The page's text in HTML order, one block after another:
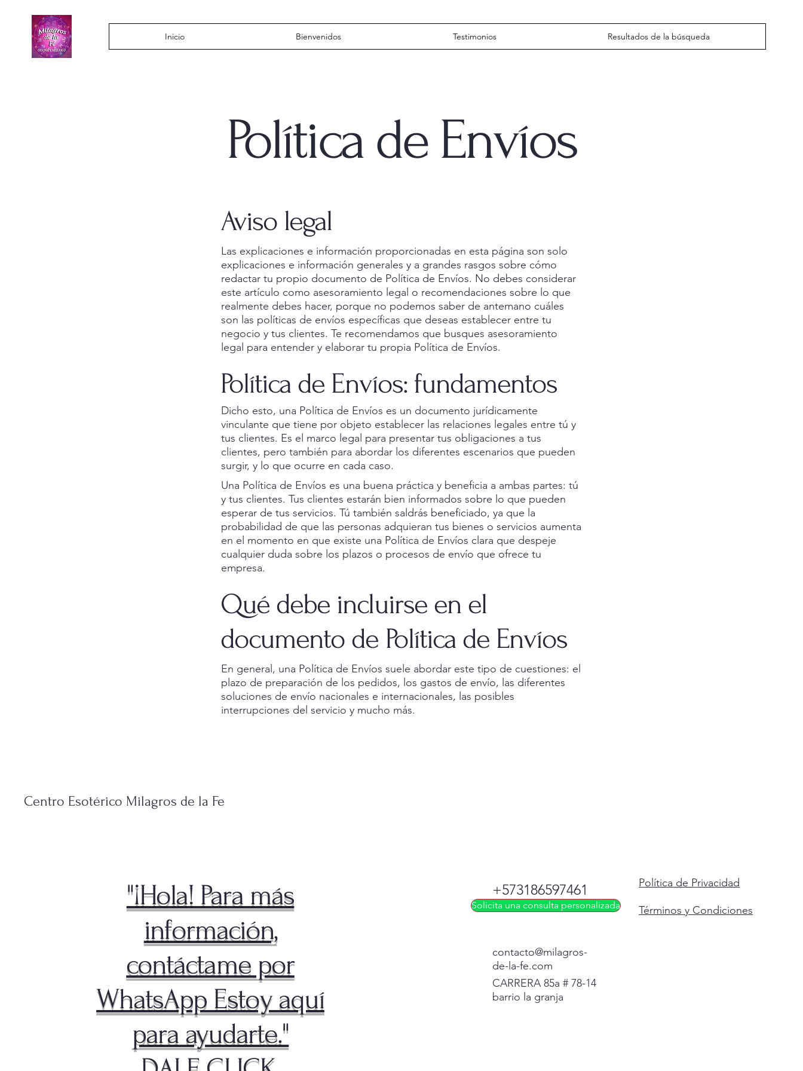
Inicio Bienvenidos Testimonios Resultados de la búsqueda
Política de Envíos
Aviso legal
Las explicaciones e información proporcionadas en esta página son solo
explicaciones e información generales y a grandes rasgos sobre cómo
redactar tu propio documento de Política de Envíos. No debes considerar
este artículo como asesoramiento legal o recomendaciones sobre lo que
realmente debes hacer, porque no podemos saber de antemano cuáles
son las políticas de envíos específicas que deseas establecer entre tu
negocio y tus clientes. Te recomendamos que busques asesoramiento
legal para entender y elaborar tu propia Política de Envíos.
Política de Envíos: fundamentos
Dicho esto, una Política de Envíos es un documento jurídicamente
vinculante que tiene por objeto establecer las relaciones legales entre tú y
tus clientes. Es el marco legal para presentar tus obligaciones a tus
clientes, pero también para abordar los diferentes escenarios que pueden
surgir, y lo que ocurre en cada caso.
Una Política de Envíos es una buena práctica y beneficia a ambas partes: tú
y tus clientes. Tus clientes estarán bien informados sobre lo que pueden
esperar de tus servicios. Tú también saldrás beneficiado, ya que la
probabilidad de que las personas adquieran tus bienes o servicios aumenta
en el momento en que existe una Política de Envíos clara que despeje
cualquier duda sobre los plazos o procesos de envío que ofrece tu
empresa.
Qué debe incluirse en el
documento de Política de Envíos
En general, una Política de Envíos suele abordar este tipo de cuestiones: el
plazo de preparación de los pedidos, los gastos de envío, las diferentes
soluciones de envío nacionales e internacionales, las posibles
interrupciones del servicio y mucho más.
Centro Esotérico Milagros de la Fe
"¡Hola! Para más
información,
contáctame por
WhatsApp Estoy aquí
para ayudarte."
+573186597461
Solicita una consulta personalizada
Política de Privacidad
Términos y Condiciones
contacto@milagros-
de-la-fe.com
CARRERA 85a # 78-14
barrio la granja